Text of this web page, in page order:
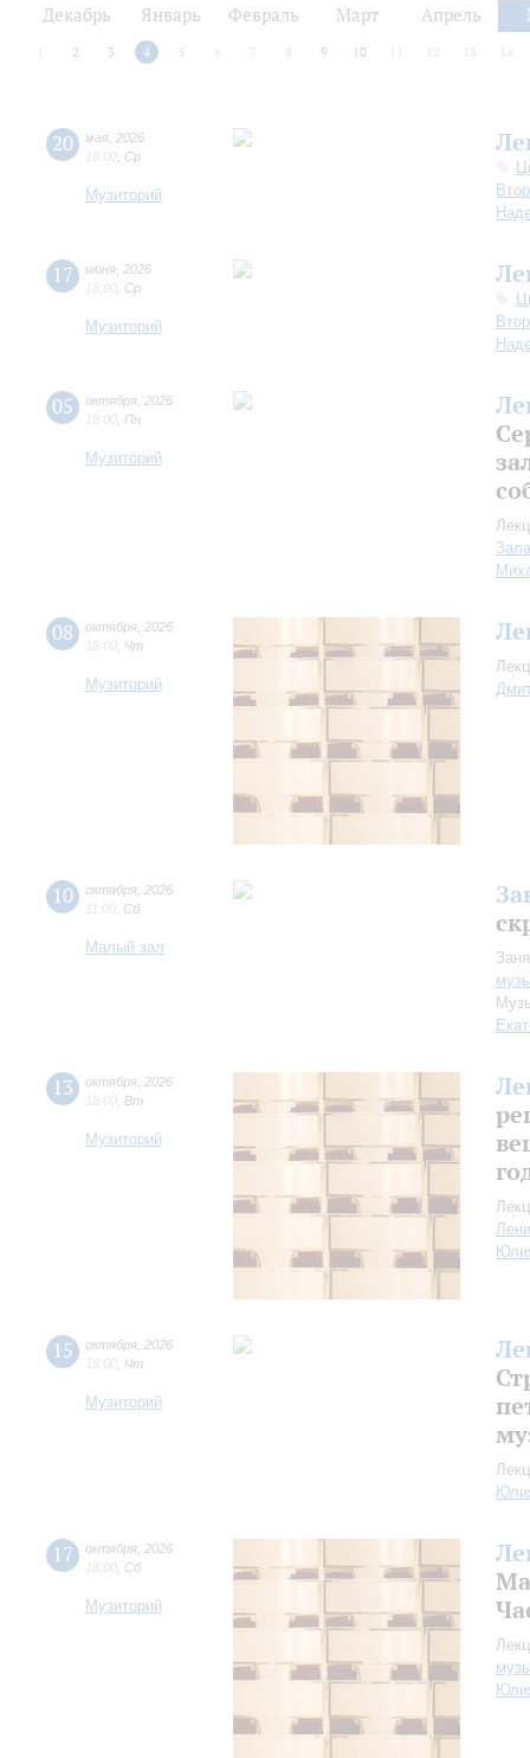
Декабрь Январь Февраль Март Апрель
2 3 4 5 6 7 8 9 10 12 13 14
20 мая 2026
18:00 Ср
Музиторий
17 июня 2026
18:00 Ср
Музиторий
05 октября 2026
18:00 Пн
Музиторий
08 октября 2026
18:00 Чт
Музиторий
10 октября 2026
11:00 Сб
Малый зал
13 октября 2026
18:00 Вт
Музиторий
15 октября 2026
18:00 Чт
Музиторий
17 октября 2026
18:00 Сб
Музиторий